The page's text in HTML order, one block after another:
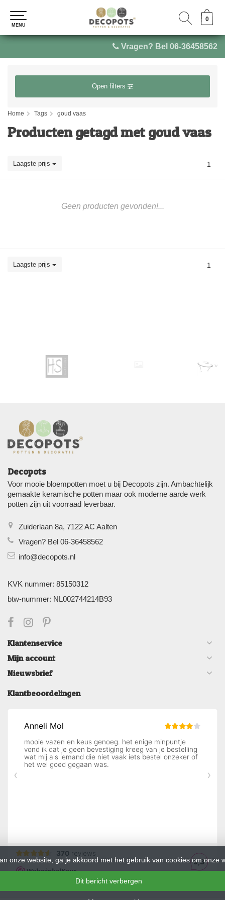
Vragen? Bel 06-36458562
0
MENU
0
MENU
Open filters
Home Tags goud vaas
Producten getagd met goud vaas
Laagste prijs 1
Geen producten gevonden!...
Laagste prijs 1
Decopots
Voor mooie bloempotten moet u bij Decopots zijn. Ambachtelijk
gemaakte keramische potten maar ook moderne aarde werk
potten zijn uit voorraad leverbaar.
Zuiderlaan 8a, 7122 AC Aalten
Vragen? Bel 06-36458562
info@decopots.nl
KVK nummer: 85150312
btw-nummer: NL002744214B93
Klantenservice
Mijn account
Nieuwsbrief
Klantbeoordelingen
onze website, ga je akkoord met het gebruik van cookies om onze
Dit bericht verbergen